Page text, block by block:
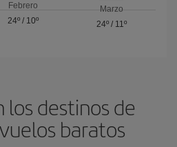
Febrero
24º/ 10º
Marzo
24º/ 11º
los destinos de
baratos